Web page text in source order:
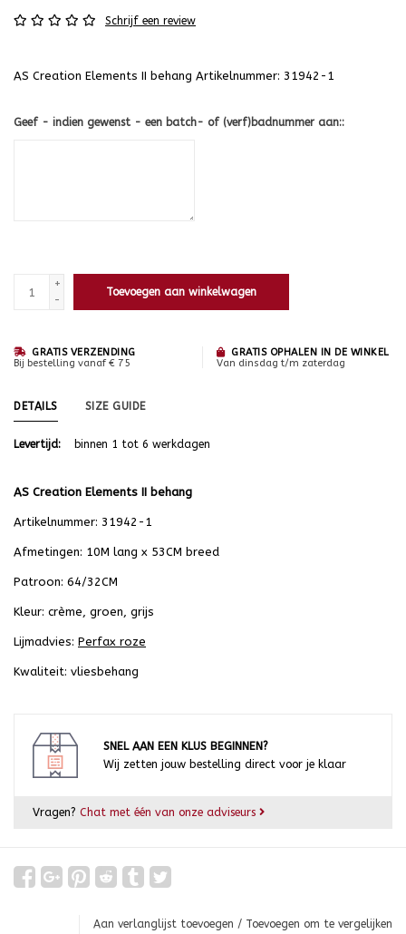
Schrijf een review
AS Creation Elements II behang Artikelnummer: 31942-1
Geef - indien gewenst - een batch- of (verf)badnummer aan::
+
-
Toevoegen aan winkelwagen
GRATIS VERZENDING
Bij bestelling vanaf € 75
GRATIS OPHALEN IN DE WINKEL
Van dinsdag t/m zaterdag
DETAILS SIZE GUIDE
Levertijd: binnen 1 tot 6 werkdagen
AS Creation Elements II behang
Artikelnummer: 31942-1
Afmetingen: 10M lang x 53CM breed
Patroon: 64/32CM
Kleur: crème, groen, grijs
Lijmadvies: Perfax roze
Kwaliteit: vliesbehang
SNEL AAN EEN KLUS BEGINNEN?
Wij zetten jouw bestelling direct voor je klaar
Vragen? Chat met één van onze adviseurs
Aan verlanglijst toevoegen / Toevoegen om te vergelijken